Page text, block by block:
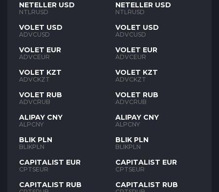
NETELLER USD
NTLRUSD
VOLET USD
ADVCUSD
VOLET EUR
ADVCEUR
VOLET KZT
ADVCKZT
VOLET RUB
ADVCRUB
ALIPAY CNY
ALPCNY
BLIK PLN
BLIKPLN
CAPITALIST EUR
CPTSEUR
CAPITALIST RUB
NETELLER USD
NTLRUSD
VOLET USD
ADVCUSD
VOLET EUR
ADVCEUR
VOLET KZT
ADVCKZT
VOLET RUB
ADVCRUB
ALIPAY CNY
ALPCNY
BLIK PLN
BLIKPLN
CAPITALIST EUR
CPTSEUR
CAPITALIST RUB